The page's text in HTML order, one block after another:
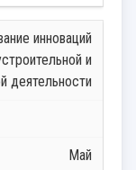
инноваций
и
деятельности
Май